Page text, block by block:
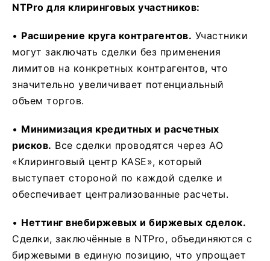
NTPro для клиринговых участников:
• Расширение круга контрагентов. Участники
могут заключать сделки без применения
лимитов на конкретных контрагентов, что
значительно увеличивает потенциальный
объем торгов.
• Минимизация кредитных и расчетных
рисков. Все сделки проводятся через АО
«Клиринговый центр KASE», который
выступает стороной по каждой сделке и
обеспечивает централизованные расчеты.
• Неттинг внебиржевых и биржевых сделок.
Сделки, заключённые в NTPro, объединяются с
биржевыми в единую позицию, что упрощает